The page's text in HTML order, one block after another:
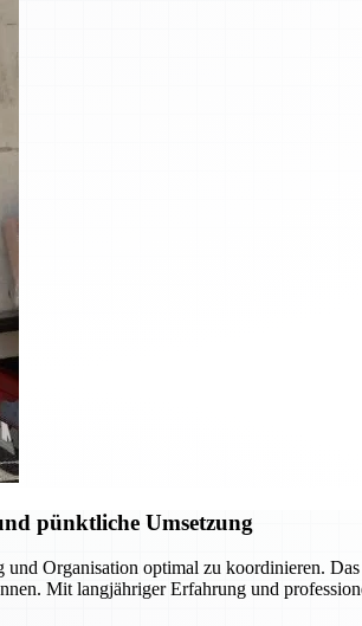
pünktliche Umsetzung
Organisation optimal zu koordinieren.
Mit langjähriger Erfahrung und